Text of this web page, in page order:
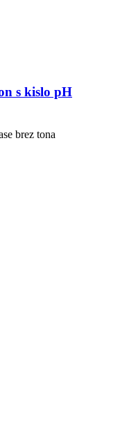
s kislo pH
brez tona